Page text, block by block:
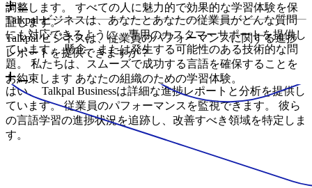
調整します。 すべての人に魅力的で効果的な学習体験を保
証します。
Talkpal ビジネスは、あなたとあなたの従業員がどんな質問
にも対応できるように、専用のカスタマーサポートを提供し
ています。 懸念、または発生する可能性のある技術的な問
題。 私たちは、スムーズで成功する言語を確保することを
お約束します あなたの組織のための学習体験。
Talkpal ビジネスは、従業員のパフォーマンスに関する進捗
レポートを提供できますか？
はい、 Talkpal Businessは詳細な進捗レポートと分析を提供し
ています。 従業員のパフォーマンスを監視できます。 彼ら
の言語学習の進捗状況を追跡し、改善すべき領域を特定しま
す。